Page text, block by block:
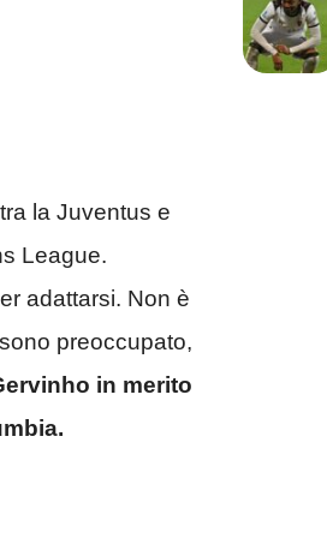
la Juventus e
League.
adattarsi. Non è
preoccupato,
in merito